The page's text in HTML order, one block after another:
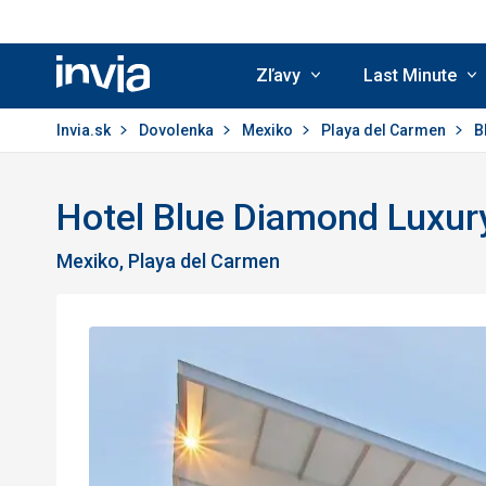
Invia.sk
Zľavy Last Minute
Invia.sk Dovolenka Mexiko Playa del Carmen
Hotel Blue Diamond
Mexiko, Playa del Carmen